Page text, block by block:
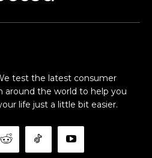
test the latest consumer
around the world to help you
life just a little bit easier.